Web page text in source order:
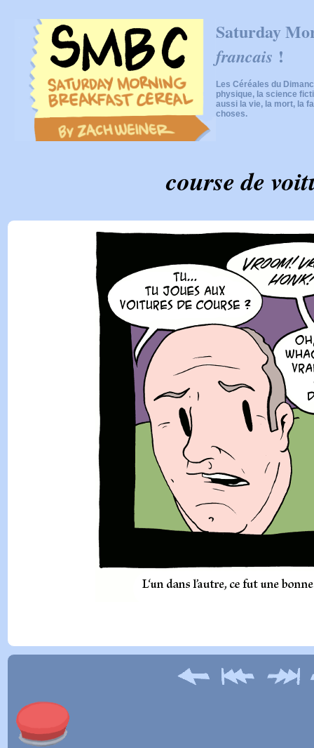
Saturday
francais !
Les Céréales du
physique, la science
aussi la vie, la mort, la
choses.
course de